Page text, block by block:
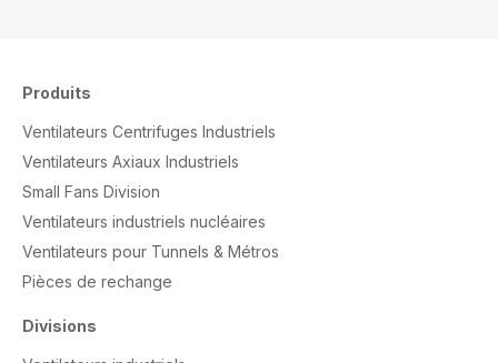
Produits
Ventilateurs Centrifuges Industriels
Ventilateurs Axiaux Industriels
Small Fans Division
Ventilateurs industriels nucléaires
Ventilateurs pour Tunnels & Métros
Pièces de rechange
Divisions